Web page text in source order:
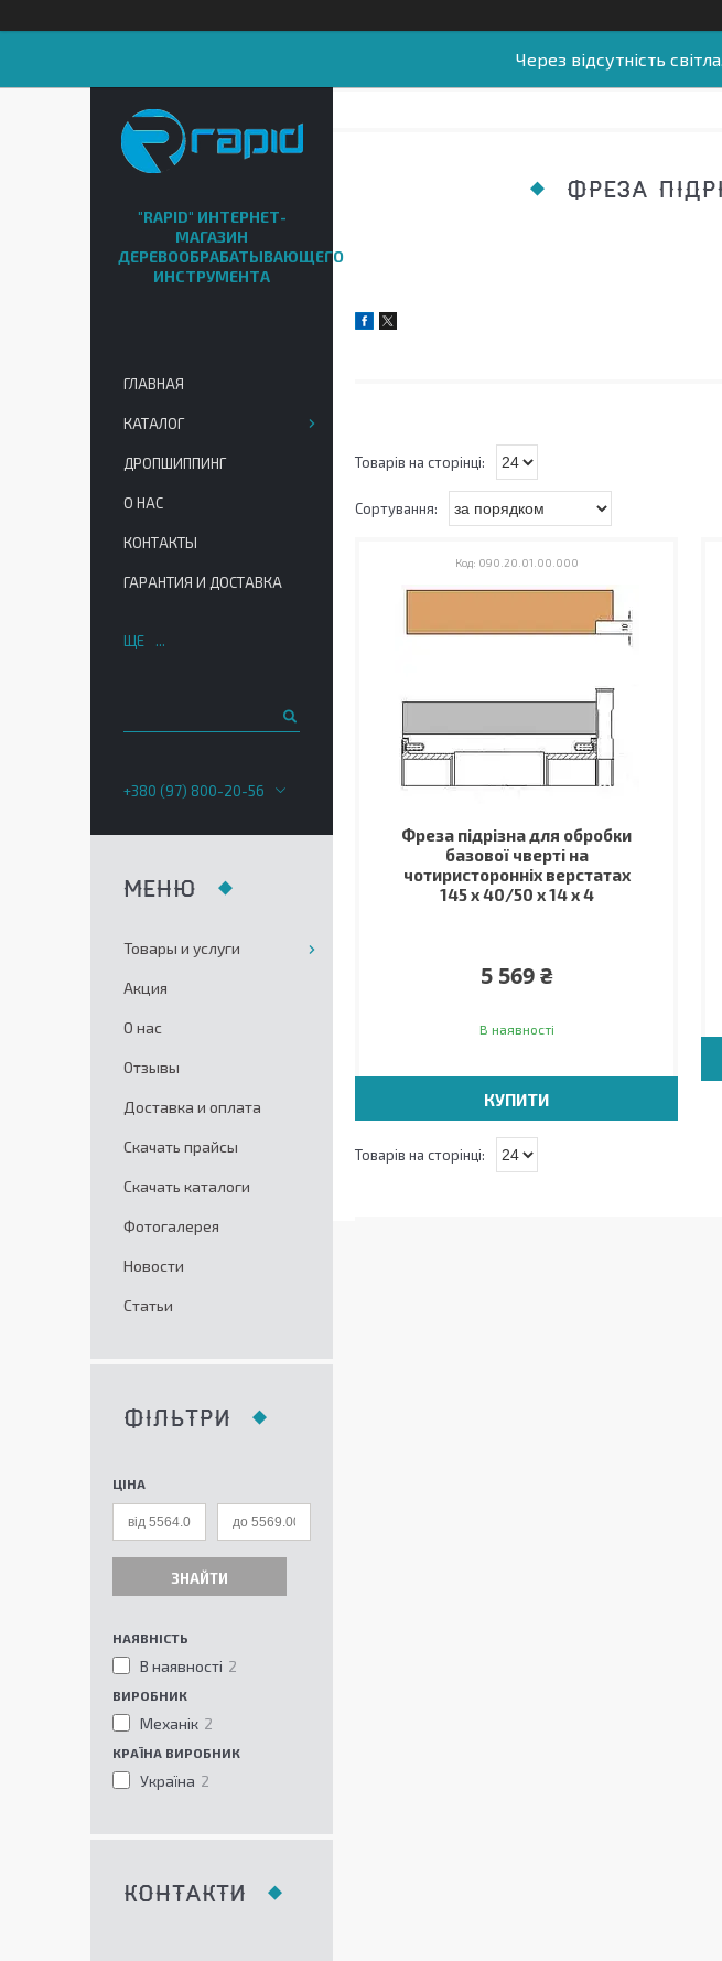
Через відсутність
ФРЕЗА
090.20.01.00.000
Фреза підрізна для обробки
базової чверті на
чотиристоронніх верстатах
145 х 40/50 х 14 х 4
5 569 ₴
В наявності
КУПИТИ
"RAPID" ИНТЕРНЕТ-
МАГАЗИН
ДЕРЕВООБРАБАТЫВАЮЩЕГО
ИНСТРУМЕНТА
ГЛАВНАЯ
КАТАЛОГ
ДРОПШИППИНГ
О НАС
КОНТАКТЫ
ГАРАНТИЯ И ДОСТАВКА
ЩЕ
+380 (97) 800-20-56
Товары и услуги
Акция
О нас
Отзывы
Доставка и оплата
Скачать прайсы
Скачать каталоги
Фотогалерея
Новости
Статьи
ФІЛЬТРИ
ЦІНА
ЗНАЙТИ
НАЯВНІСТЬ
В наявності 2
ВИРОБНИК
Механік 2
КРАЇНА ВИРОБНИК
Україна 2
КОНТАКТИ